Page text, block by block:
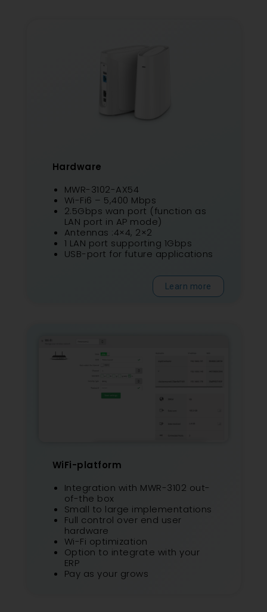
Hardware
MWR-3102-AX54
Wi-Fi6 – 5,400 Mbps
2.5Gbps wan port (function as
LAN port in AP mode)
Antennas :4×4, 2×2
1 LAN port supporting 1Gbps
USB-port for future applications
Learn more
WiFi-platform
Integration with MWR-3102 out-
of-the box
Small to large implementations
Full control over end user
hardware
Wi-Fi optimization
Option to integrate with your
ERP
Pay as your grows